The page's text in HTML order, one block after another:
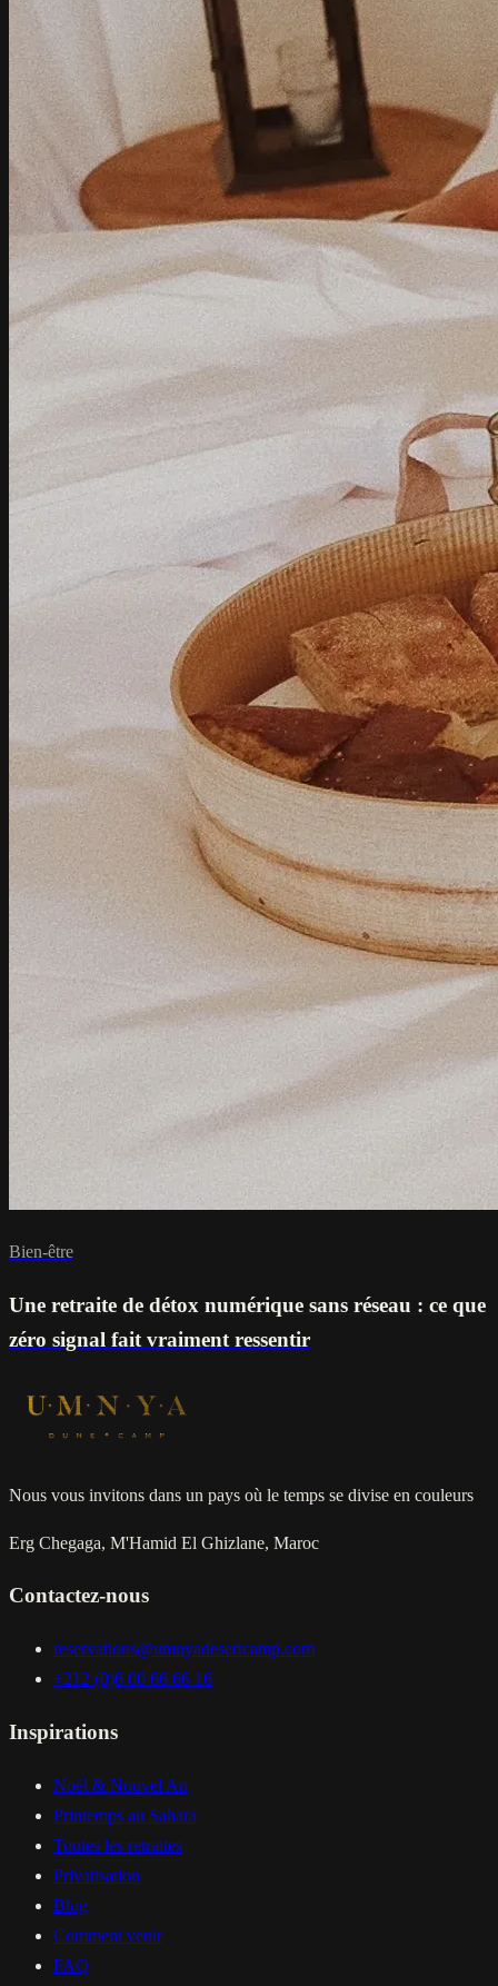
Bien-être
Une retraite de détox numérique sans réseau : ce que
zéro signal fait vraiment ressentir
Nous vous invitons dans un pays où le temps se divise en couleurs
Erg Chegaga, M'Hamid El Ghizlane, Maroc
Contactez-nous
reservations@umnyadesertcamp.com
+212 (0)6 00 66 66 16
Inspirations
Noël & Nouvel An
Printemps au Sahara
Toutes les retraites
Privatisation
Blog
Comment venir
FAQ